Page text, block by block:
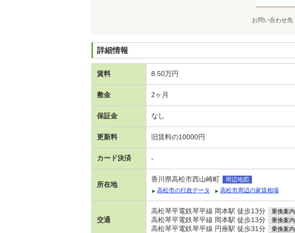
お問い合わせ先
詳細情報
賃料 8.50万円
敷金 2ヶ月
保証金 なし
更新料 旧賃料の10000円
カード決済 -
所在地
香川県高松市西山崎町
周辺地図
高松市の行政データ
高松市周辺の家賃相場
交通
高松琴平電鉄琴平線 岡本駅 徒歩13分 乗換案内
高松琴平電鉄琴平線 岡本駅 徒歩13分 乗換案内
高松琴平電鉄琴平線 円座駅 徒歩31分 乗換案内